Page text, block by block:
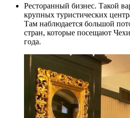
Ресторанный бизнес. Такой
крупных туристических
Там наблюдается большой
стран, которые посещают
года.